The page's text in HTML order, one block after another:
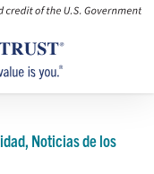
Noticias de los